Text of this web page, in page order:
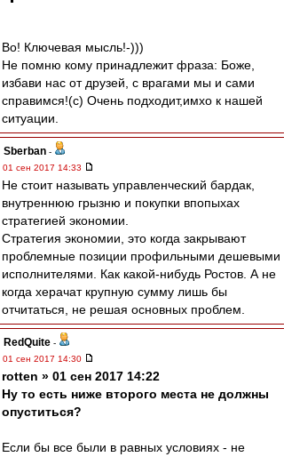
Во! Ключевая мысль!-)))
Не помню кому принадлежит фраза: Боже,
избави нас от друзей, с врагами мы и сами
справимся!(с) Очень подходит,имхо к нашей
ситуации.
Sberban -
01 сен 2017 14:33
Не стоит называть управленческий бардак,
внутреннюю грызню и покупки впопыхах
стратегией экономии.
Стратегия экономии, это когда закрывают
проблемные позиции профильными дешевыми
исполнителями. Как какой-нибудь Ростов. А не
когда херачат крупную сумму лишь бы
отчитаться, не решая основных проблем.
RedQuite -
01 сен 2017 14:30
rotten » 01 сен 2017 14:22
Ну то есть ниже второго места не должны
опуститься?
Если бы все были в равных условиях - не